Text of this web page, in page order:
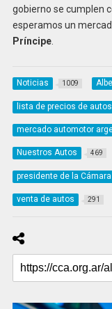
gobierno se cumplen
esperamos un
Príncipe.
Noticias 1009
lista de precios de autos
mercado automotor
Nuestros Autos 469
presidente de la
venta de autos 291